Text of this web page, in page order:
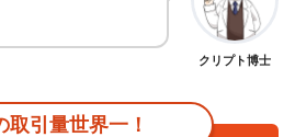
クリプト博士
取引量世界一！